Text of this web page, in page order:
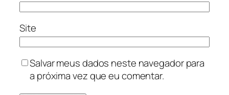
Site
Salvar meus dados neste navegador para
a próxima vez que eu comentar.